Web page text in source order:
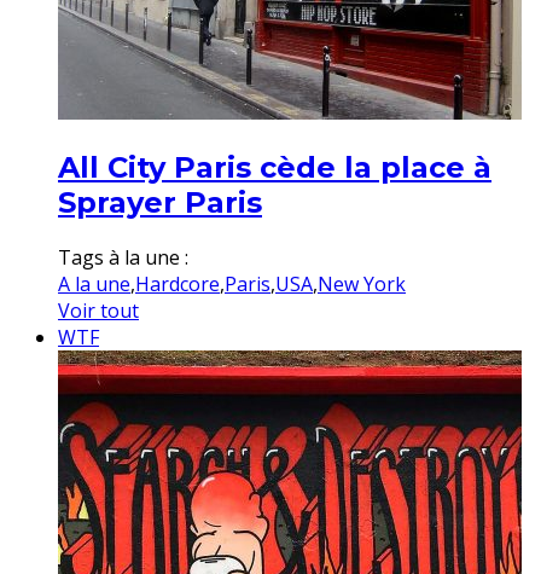
All City Paris cède la place à
Sprayer Paris
Tags à la une :
A la une,Hardcore,Paris,USA,New York
Voir tout
WTF